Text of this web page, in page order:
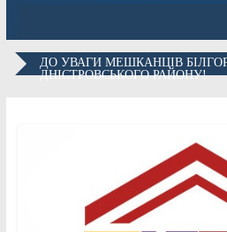
ДО УВАГИ МЕШКАНЦІВ
ДНІСТРОВСЬКОГО РАЙОНУ!